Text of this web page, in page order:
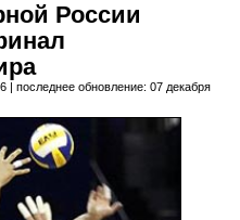
России
| последнее обновление: 07 декабря